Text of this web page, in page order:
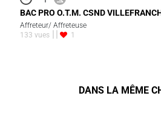
BAC PRO O.T.M. CSND
Affreteur/ Affreteuse
133 vues
1
DANS LA MÊME